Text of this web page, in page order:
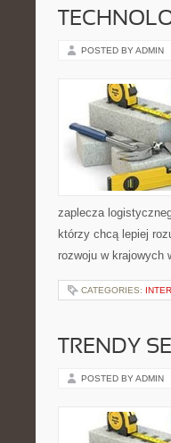
POSTED BY ADMIN
zaplecza
którzy chcą lepiej
rozwoju w krajowych
CATEGORIES:
TRENDY
POSTED BY ADMIN